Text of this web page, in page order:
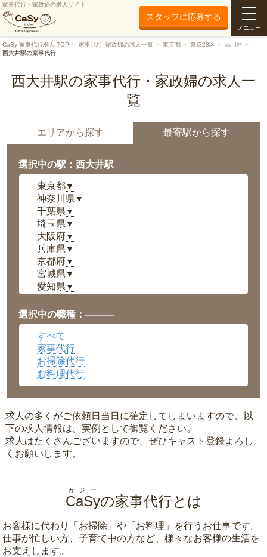
家事代行・家政婦の求人サイト
スタッフに応募する
メニュー
CaSy 家事代行求人 TOP 家事代行･家政婦の求人一覧 東京都 東京23区
品川区
西大井駅の家事代行
西大井駅の家事代行・家政婦の求人一
覧
エリアから探す 最寄駅から探す
選択中の駅：西大井駅
東京都▼
神奈川県 ▼
千葉県 ▼
埼玉県 ▼
大阪府▼
兵庫県 ▼
京都府▼
宮城県 ▼
愛知県 ▼
岡山県▼
広島県▼
沖縄県
選択中の職種：———
すべて
家事代行
お掃除代行
お料理代行
求人の多くがご依頼日当日に確定してしまいますので、以
下の求人情報は、実例として御覧ください。
求人はたくさんございますので、ぜひキャスト登録よろし
くお願いします。
CaSy
カジー
の家事代行とは
お客様に代わり「 お掃除 」や「 お料理 」を行うお仕事です。
仕事が忙しい方、子育て中の方など、様々なお客様の生活を
お支えします。